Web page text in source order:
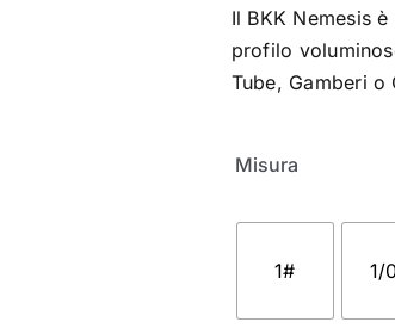
Il BKK Nemesis
profilo
Tube, Gamberi o
Misura
1# 1/